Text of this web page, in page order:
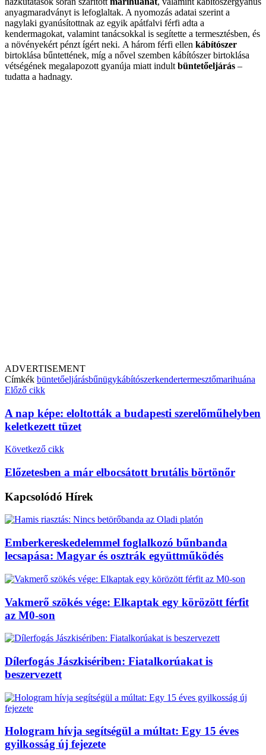
anyagmaradványt is lefoglaltak. A nyomozás adatai szerint a
nagylaki gyanúsítottnak az egyik apátfalvi férfi adta a
kendermagokat, valamint tanácsokkal is segítette a termesztésben, és
a növényekért pénzt ígért neki. A három férfi ellen kábítószer
birtoklása bűntettének, míg a nővel szemben kábítószer birtoklása
vétségének megalapozott gyanúja miatt indult büntetőeljárás –
tudatta a hadnagy.
ADVERTISEMENT
Címkék büntetőeljárásbűnügykábítószerkendertermesztőmarihuána
Előző cikk
A nap képe: eloltották a budapesti szerelőműhelyben
keletkezett tüzet
Következő cikk
Előzetesben a már elbocsátott brutális börtönőr
Kapcsolódó Hírek
Emberkereskedelemmel foglalkozó bűnbanda
lecsapása: Magyar és osztrák együttműködés
Vakmerő szökés vége: Elkaptak egy körözött férfit
az M0-son
Dílerfogás Jászkisériben: Fiatalkorúakat is
beszervezett
Hologram hívja segítségül a múltat: Egy 15 éves
gyilkosság új fejezete